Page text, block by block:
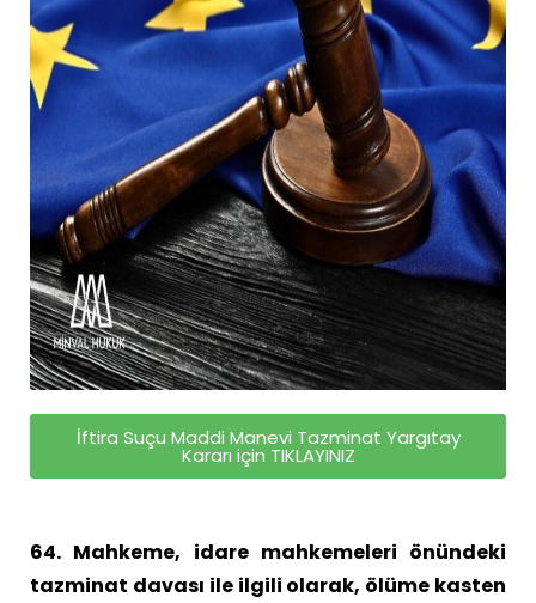
İftira Suçu Maddi Manevi Tazminat Yargıtay
Kararı için TIKLAYINIZ
64. Mahkeme, idare mahkemeleri önündeki
tazminat davası ile ilgili olarak, ölüme kasten